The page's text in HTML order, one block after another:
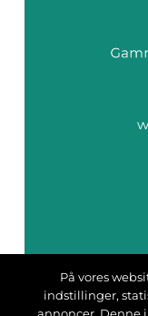
På vores
indstillinger,